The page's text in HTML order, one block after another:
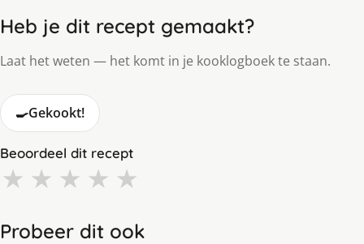
Heb je dit recept gemaakt?
Laat het weten — het komt in je kooklogboek te staan.
🍳Gekookt!
Beoordeel dit recept
★ ★ ★ ★ ★
Probeer dit ook